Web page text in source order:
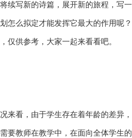
续写新的诗篇，展开新的旅程，写一
怎么拟定才能发挥它最大的作用呢？
仅供参考，大家一起来看看吧。
来看，由于学生存在着年龄的差异，
要教师在教学中，在面向全体学生的